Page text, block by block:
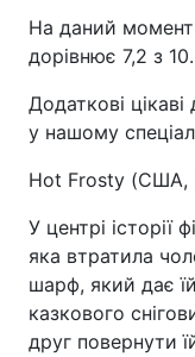
На даний момент
дорівнює 7,2 з 10.
Додаткові
у нашому
Hot Frosty (США,
У центрі історії
яка втратила
шарф, який дає
казкового
друг повернути